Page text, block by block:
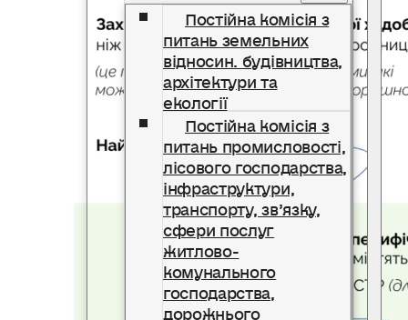
Постійна комісія з
питань земельних
відносин. будівництва,
архітектури та
екології
Постійна комісія з
питань промисловості,
лісового господарства,
інфраструктури,
транспорту, зв’язку,
сфери послуг
житлово-
комунального
господарства,
дорожнього